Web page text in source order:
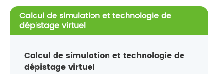
Calcul de simulation et technologie de
dépistage virtuel
Calcul de simulation et technologie de
dépistage virtuel